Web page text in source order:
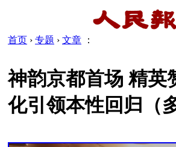
首页 › 专题 › 文章 ：
神韵京都首场 精英
化引领本性回归（